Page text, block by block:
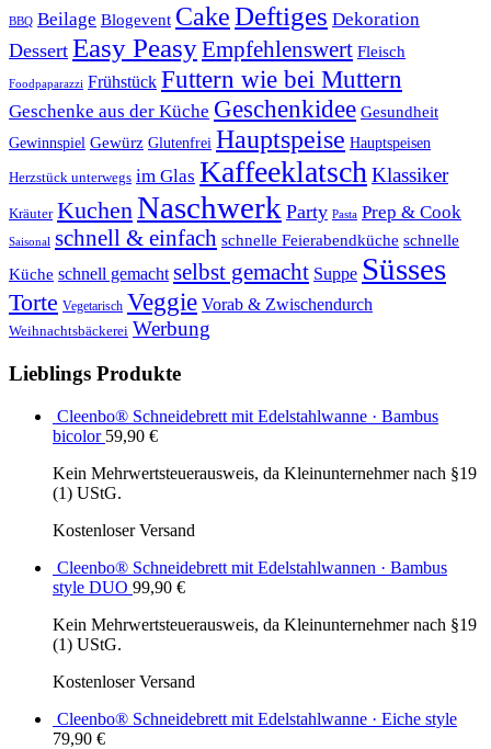
BBQ Beilage Blogevent CakeDeftiges Dekoration
Dessert Easy PeasyEmpfehlenswert Fleisch
Foodpaparazzi Frühstück Futtern wie bei Muttern
Geschenke aus der Küche Geschenkidee Gesundheit
Gewinnspiel Gewürz Glutenfrei Hauptspeise Hauptspeisen
Herzstück unterwegs im Glas KaffeeklatschKlassiker
Kräuter KuchenNaschwerk Party Pasta Prep & Cook
Saisonal schnell & einfach schnelle Feierabendküche schnelle
Küche schnell gemacht selbst gemacht Suppe Süsses
Torte Vegetarisch Veggie Vorab & Zwischendurch
Weihnachtsbäckerei Werbung
Lieblings Produkte
Cleenbo® Schneidebrett mit Edelstahlwanne · Bambus
bicolor 59,90 €
Kein Mehrwertsteuerausweis, da Kleinunternehmer nach §19
(1) UStG.
Kostenloser Versand
Cleenbo® Schneidebrett mit Edelstahlwannen · Bambus
style DUO 99,90 €
Kein Mehrwertsteuerausweis, da Kleinunternehmer nach §19
(1) UStG.
Kostenloser Versand
Cleenbo® Schneidebrett mit Edelstahlwanne · Eiche style
79,90 €